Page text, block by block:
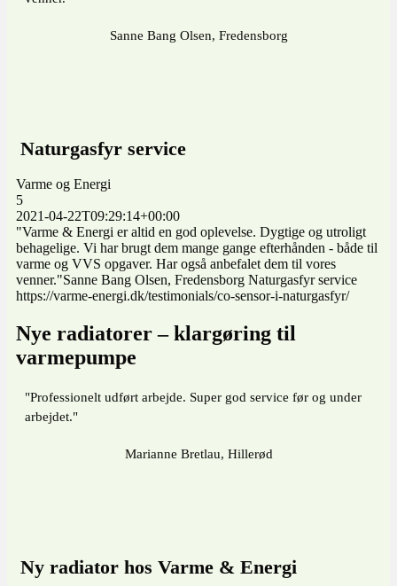
Sanne Bang Olsen, Fredensborg
Naturgasfyr service
Varme og Energi
5
2021-04-22T09:29:14+00:00
"Varme & Energi er altid en god oplevelse. Dygtige og utroligt
behagelige. Vi har brugt dem mange gange efterhånden - både til
varme og VVS opgaver. Har også anbefalet dem til vores
venner."Sanne Bang Olsen, Fredensborg Naturgasfyr service
https://varme-energi.dk/testimonials/co-sensor-i-naturgasfyr/
Nye radiatorer – klargøring til
varmepumpe
"Professionelt udført arbejde. Super god service før og under
arbejdet."
Marianne Bretlau, Hillerød
Ny radiator hos Varme & Energi